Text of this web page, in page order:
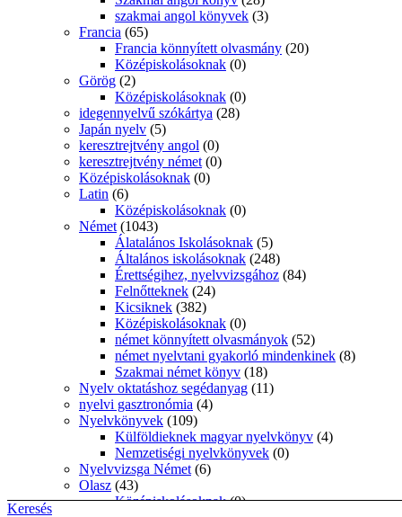
szakmai angol könyvek (3)
Francia (65)
Francia könnyített olvasmány (20)
Középiskolásoknak (0)
Görög (2)
Középiskolásoknak (0)
idegennyelvű szókártya (28)
Japán nyelv (5)
keresztrejtvény angol (0)
keresztrejtvény német (0)
Középiskolásoknak (0)
Latin (6)
Középiskolásoknak (0)
Német (1043)
Álatalános Iskolásoknak (5)
Általános iskolásoknak (248)
Érettségihez, nyelvvizsgához (84)
Felnőtteknek (24)
Kicsiknek (382)
Középiskolásoknak (0)
német könnyített olvasmányok (52)
német nyelvtani gyakorló mindenkinek (8)
Szakmai német könyv (18)
Nyelv oktatáshoz segédanyag (11)
nyelvi gasztronómia (4)
Nyelvkönyvek (109)
Külföldieknek magyar nyelvkönyv (4)
Nemzetiségi nyelvkönyvek (0)
Nyelvvizsga Német (6)
Olasz (43)
Középiskolásoknak (0)
Keresés